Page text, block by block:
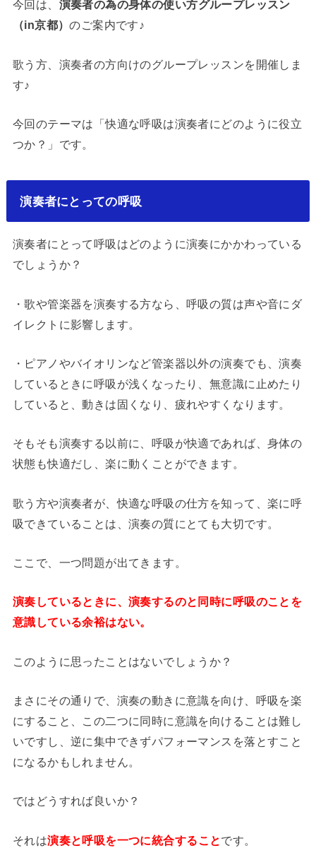
今回は、 演奏者の為の身体の使い方グループレッスン
（in京都）のご案内です♪
歌う方、演奏者の方向けのグループレッスンを開催しま
す♪
今回のテーマは「快適な呼吸は演奏者にどのように役立
つか？」です。
演奏者にとっての呼吸
演奏者にとって呼吸はどのように演奏にかかわっている
でしょうか？
・歌や管楽器を演奏する方なら、呼吸の質は声や音にダ
イレクトに影響します。
・ピアノやバイオリンなど管楽器以外の演奏でも、演奏
しているときに呼吸が浅くなったり、無意識に止めたり
していると、動きは固くなり、疲れやすくなります。
そもそも演奏する以前に、呼吸が快適であれば、身体の
状態も快適だし、楽に動くことができます。
歌う方や演奏者が、快適な呼吸の仕方を知って、楽に呼
吸できていることは、演奏の質にとても大切です。
ここで、一つ問題が出てきます。
演奏しているときに、演奏するのと同時に呼吸のことを
意識している余裕はない。
このように思ったことはないでしょうか？
まさにその通りで、演奏の動きに意識を向け、呼吸を楽
にすること、この二つに同時に意識を向けることは難し
いですし、逆に集中できずパフォーマンスを落とすこと
になるかもしれません。
ではどうすれば良いか？
それは演奏と呼吸を一つに統合することです。